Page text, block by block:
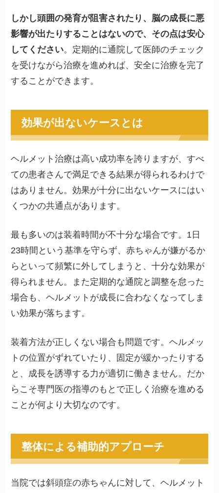
しかし頭囲の発育が阻害されたり、脳の成長に悪
影響が出たりすることはないので、その点は安心
してください。定期的に通院して医師のチェック
を受けながら治療を進めれば、安全に治療を完了
することができます。
効果が出ないケースとは
ヘルメット治療は高い成功率を誇りますが、すべ
ての患者さんで満足できる結果が得られるわけで
はありません。効果が十分に出ないケースにはい
くつかの共通点があります。
最も多いのは装着時間が不十分な場合です。1日
23時間という基準を守らず、赤ちゃんが嫌がるか
らといって頻繁に外してしまうと、十分な効果が
得られません。また定期的な通院と調整を怠った
場合も、ヘルメットが成長に合わなくなってしま
い効果が落ちます。
装着方法が正しくない場合も問題です。ヘルメッ
トの位置がずれていたり、固定が緩かったりする
と、成長を誘導する力が適切に働きません。だか
らこそ専門医の指導のもとで正しく治療を進める
ことが何より大切なのです。
整体による補助的アプローチ
当院では斜頭症の赤ちゃんに対して、ヘルメット